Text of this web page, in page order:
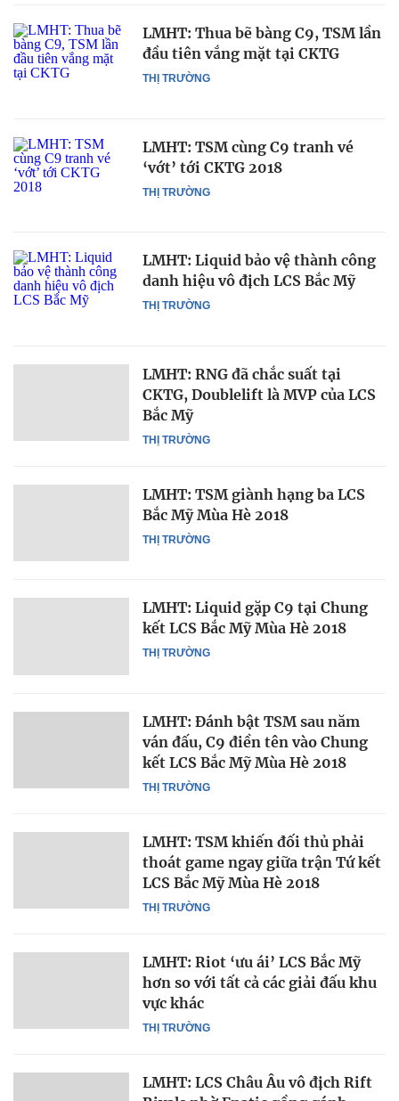
THỊ TRƯỜNG
LMHT: Thua bẽ bàng C9, TSM lần
đầu tiên vắng mặt tại CKTG
THỊ TRƯỜNG
LMHT: TSM cùng C9 tranh vé
‘vớt’ tới CKTG 2018
THỊ TRƯỜNG
LMHT: Liquid bảo vệ thành công
danh hiệu vô địch LCS Bắc Mỹ
THỊ TRƯỜNG
LMHT: RNG đã chắc suất tại
CKTG, Doublelift là MVP của LCS
Bắc Mỹ
THỊ TRƯỜNG
LMHT: TSM giành hạng ba LCS
Bắc Mỹ Mùa Hè 2018
THỊ TRƯỜNG
LMHT: Liquid gặp C9 tại Chung
kết LCS Bắc Mỹ Mùa Hè 2018
THỊ TRƯỜNG
LMHT: Đánh bật TSM sau năm
ván đấu, C9 điền tên vào Chung
kết LCS Bắc Mỹ Mùa Hè 2018
THỊ TRƯỜNG
LMHT: TSM khiến đối thủ phải
thoát game ngay giữa trận Tứ kết
LCS Bắc Mỹ Mùa Hè 2018
THỊ TRƯỜNG
LMHT: Riot ‘ưu ái’ LCS Bắc Mỹ
hơn so với tất cả các giải đấu khu
vực khác
LMHT: LCS Châu Âu vô địch Rift